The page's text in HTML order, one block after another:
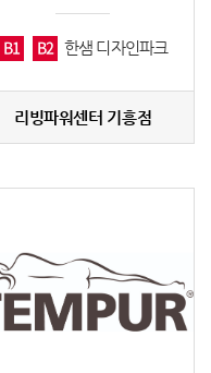
B1 B2 한샘 디자인파크
리빙파워센터 기흥점